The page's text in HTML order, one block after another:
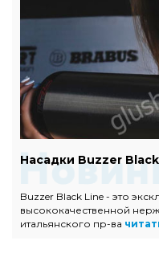
Насадки Buzzer
Buzzer Black Line - это
высококачественной
итальянского пр-ва